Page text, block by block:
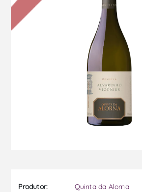
Produtor:
Quinta da Alorna